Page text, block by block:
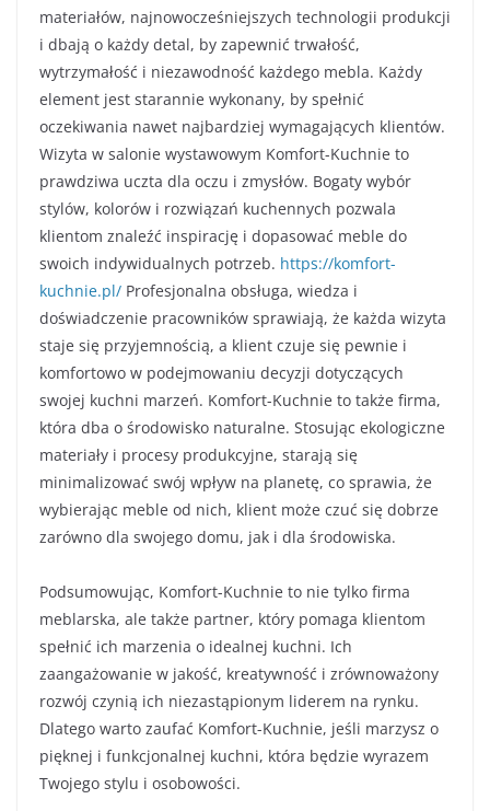
materiałów, najnowocześniejszych technologii produkcji
i dbają o każdy detal, by zapewnić trwałość,
wytrzymałość i niezawodność każdego mebla. Każdy
element jest starannie wykonany, by spełnić
oczekiwania nawet najbardziej wymagających klientów.
Wizyta w salonie wystawowym Komfort-Kuchnie to
prawdziwa uczta dla oczu i zmysłów. Bogaty wybór
stylów, kolorów i rozwiązań kuchennych pozwala
klientom znaleźć inspirację i dopasować meble do
swoich indywidualnych potrzeb. https://komfort-
kuchnie.pl/ Profesjonalna obsługa, wiedza i
doświadczenie pracowników sprawiają, że każda wizyta
staje się przyjemnością, a klient czuje się pewnie i
komfortowo w podejmowaniu decyzji dotyczących
swojej kuchni marzeń. Komfort-Kuchnie to także firma,
która dba o środowisko naturalne. Stosując ekologiczne
materiały i procesy produkcyjne, starają się
minimalizować swój wpływ na planetę, co sprawia, że
wybierając meble od nich, klient może czuć się dobrze
zarówno dla swojego domu, jak i dla środowiska.
Podsumowując, Komfort-Kuchnie to nie tylko firma
meblarska, ale także partner, który pomaga klientom
spełnić ich marzenia o idealnej kuchni. Ich
zaangażowanie w jakość, kreatywność i zrównoważony
rozwój czynią ich niezastąpionym liderem na rynku.
Dlatego warto zaufać Komfort-Kuchnie, jeśli marzysz o
pięknej i funkcjonalnej kuchni, która będzie wyrazem
Twojego stylu i osobowości.